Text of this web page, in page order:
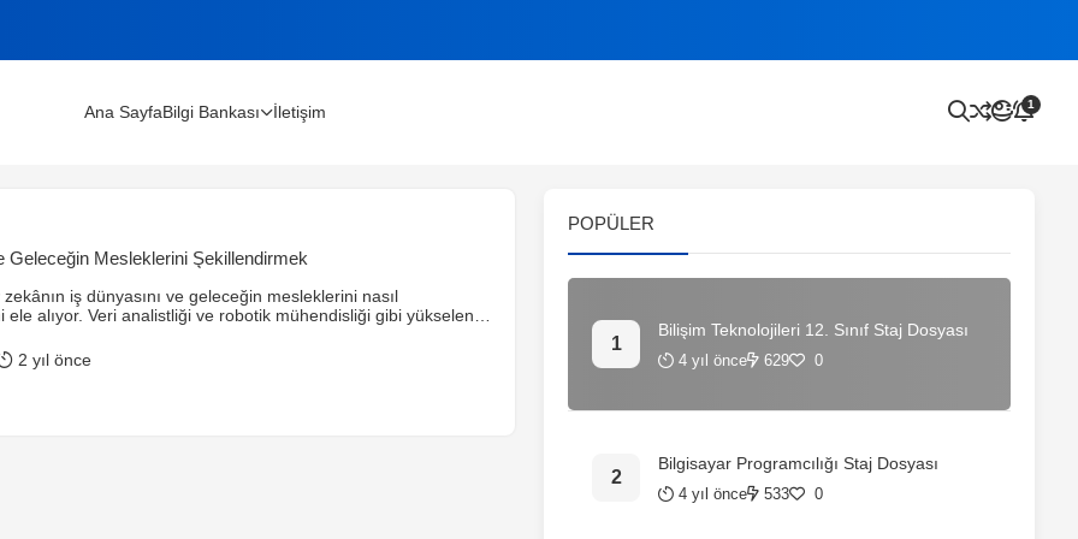
Rehberi (2026)
Ana SayfaBilgi Bankası İletişim 1
Geleceğin Mesleklerini Şekillendirmek
iş dünyasını ve geleceğin mesleklerini nasıl
ele alıyor. Veri analistliği ve robotik mühendisliği gibi yükselen
riskleri değerlendiriliyor.
2 yıl önce
POPÜLER
Bilişim Teknolojileri 12. Sınıf Staj Dosyası
4 yıl önce 629 0
Bilgisayar Programcılığı Staj Dosyası
4 yıl önce 533 0